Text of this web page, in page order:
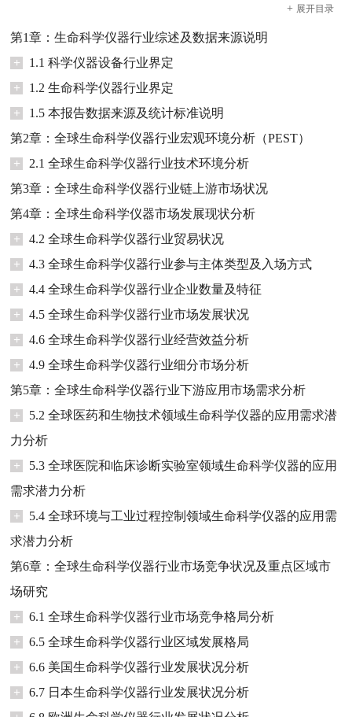
+ 展开目录
第1章：生命科学仪器行业综述及数据来源说明
+
1.1 科学仪器设备行业界定
+
1.2 生命科学仪器行业界定
+
1.5 本报告数据来源及统计标准说明
第2章：全球生命科学仪器行业宏观环境分析（PEST）
+
2.1 全球生命科学仪器行业技术环境分析
第3章：全球生命科学仪器行业链上游市场状况
第4章：全球生命科学仪器市场发展现状分析
+
4.2 全球生命科学仪器行业贸易状况
+
4.3 全球生命科学仪器行业参与主体类型及入场方式
+
4.4 全球生命科学仪器行业企业数量及特征
+
4.5 全球生命科学仪器行业市场发展状况
+
4.6 全球生命科学仪器行业经营效益分析
+
4.9 全球生命科学仪器行业细分市场分析
第5章：全球生命科学仪器行业下游应用市场需求分析
+
5.2 全球医药和生物技术领域生命科学仪器的应用需求潜
力分析
+
5.3 全球医院和临床诊断实验室领域生命科学仪器的应用
需求潜力分析
+
5.4 全球环境与工业过程控制领域生命科学仪器的应用需
求潜力分析
第6章：全球生命科学仪器行业市场竞争状况及重点区域市
场研究
+
6.1 全球生命科学仪器行业市场竞争格局分析
+
6.5 全球生命科学仪器行业区域发展格局
+
6.6 美国生命科学仪器行业发展状况分析
+
6.7 日本生命科学仪器行业发展状况分析